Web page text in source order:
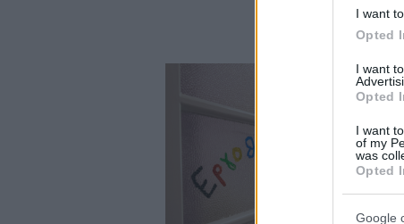
I want
Opted
I want
Opted
I want
of my
was
Opted
Google